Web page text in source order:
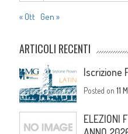
« Ott Gen »
ARTICOLI RECENTI
Iscrizione
Posted on11
ELEZIONI